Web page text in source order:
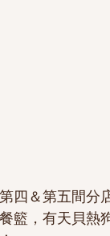
＆第五間分
籃，有天貝